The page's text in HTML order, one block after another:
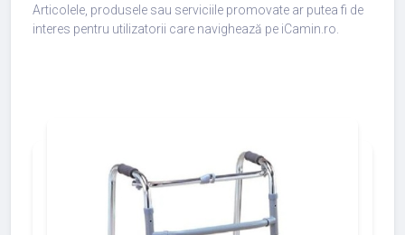
Articolele, produsele sau serviciile promovate ar putea fi de
interes pentru utilizatorii care navighează pe iCamin.ro.